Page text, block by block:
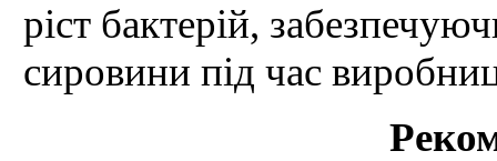
ріст бактерій,
сировини під час